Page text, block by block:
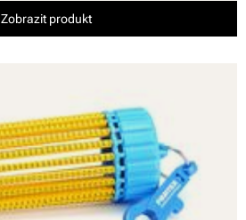
Zobrazit produkt